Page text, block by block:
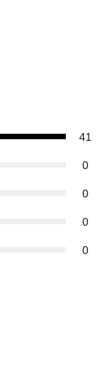
41
0
0
0
0